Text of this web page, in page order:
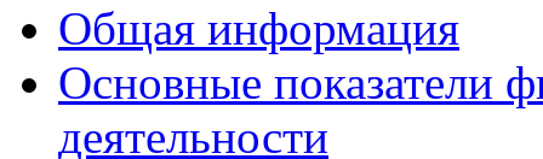
Общая информация
Основные показатели
деятельности